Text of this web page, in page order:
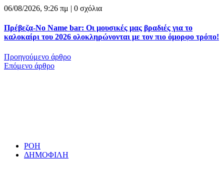
06/08/2026, 9:26 πμ | 0 σχόλια
Πρέβεζα-No Name bar: Οι μουσικές μας βραδιές για το
καλοκαίρι του 2026 ολοκληρώνονται με τον πιο όμορφο τρόπο!
Προηγούμενο άρθρο
Επόμενο άρθρο
ΡΟΗ
ΔΗΜΟΦΙΛΗ